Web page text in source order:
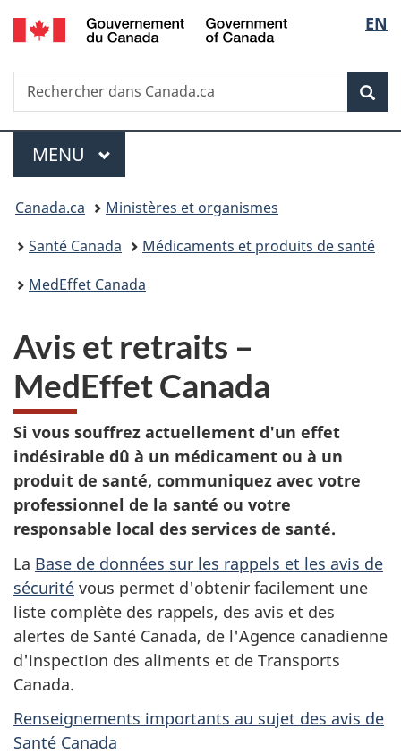
Passer
au
principal
Passer
à
Au
du
Passer
au
de
section
Passer
à
version
simplifiée
de
la
EN
Recherche
Rechercher
dans
Menu
MENU PRINCIPAL
Vous
êtes
ici :
Canada.ca
Ministères et organismes
Santé Canada
Médicaments et produits de santé
MedEffet Canada
Avis et retraits –
MedEffet Canada
Si vous souffrez actuellement d'un effet
indésirable dû à un médicament ou à un
produit de santé, communiquez avec votre
professionnel de la santé ou votre
responsable local des services de santé.
La Base de données sur les rappels et les avis de
sécurité vous permet d'obtenir facilement une
liste complète des rappels, des avis et des
alertes de Santé Canada, de l'Agence canadienne
d'inspection des aliments et de Transports
Canada.
Renseignements importants au sujet des avis de
Santé Canada